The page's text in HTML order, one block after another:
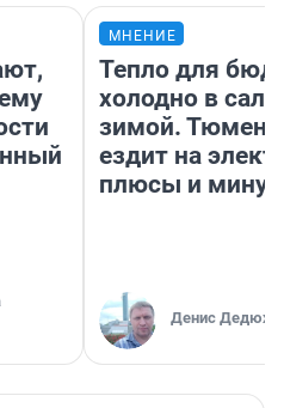
МНЕНИЕ
Тепло для
холодно в
зимой.
ездит на
плюсы и
Денис